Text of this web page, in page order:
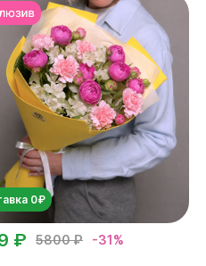
0₽
5800 ₽ -31%
₽